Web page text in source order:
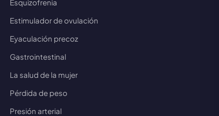
Esquizofrenia
Estimulador de ovulación
Eyaculación precoz
Gastrointestinal
La salud de la mujer
Pérdida de peso
Presión arterial